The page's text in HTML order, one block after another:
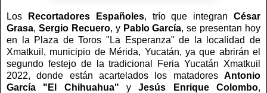
Los Recortadores Españoles, trío que integranCésar
Grasa, Sergio Recuero, yPablo García, se presentan hoy
en la Plaza de Toros "La Esperanza" de la localidad de
Xmatkuil, municipio de Mérida, Yucatán, ya que abrirán el
segundo festejo de la tradicional Feria Yucatán Xmatkuil
2022, donde están acartelados los matadores Antonio
García "El Chihuahua" yJesús Enrique Colombo,